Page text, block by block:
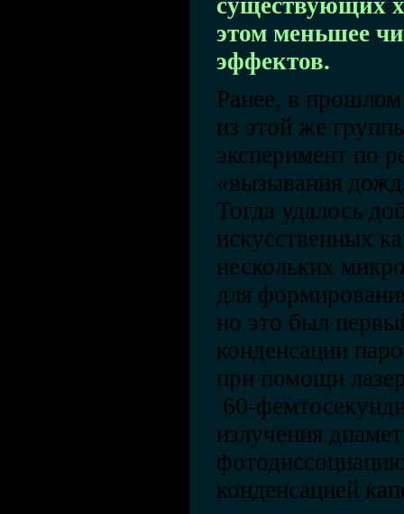
существующих
этом меньшее
эффектов.
Ранее, в прошлом
из этой же
эксперимент по
«вызывания
Тогда удалось
искусственных
нескольких
для
но это был
конденсации
при помощи
60-
излучения
конденсацией